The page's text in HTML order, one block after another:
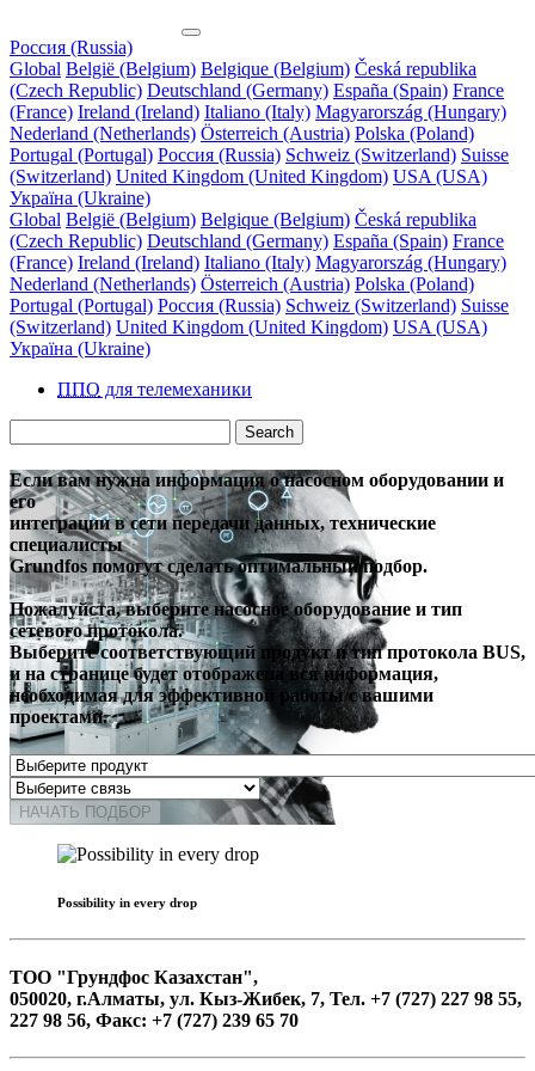
Россия (Russia)
Global België (Belgium) Belgique (Belgium) Česká republika
(Czech Republic) Deutschland (Germany) España (Spain) France
(France) Ireland (Ireland) Italiano (Italy) Magyarország (Hungary)
Nederland (Netherlands) Österreich (Austria) Polska (Poland)
Portugal (Portugal) Россия (Russia) Schweiz (Switzerland) Suisse
(Switzerland) United Kingdom (United Kingdom) USA (USA)
Україна (Ukraine)
Global België (Belgium) Belgique (Belgium) Česká republika
(Czech Republic) Deutschland (Germany) España (Spain) France
(France) Ireland (Ireland) Italiano (Italy) Magyarország (Hungary)
Nederland (Netherlands) Österreich (Austria) Polska (Poland)
Portugal (Portugal) Россия (Russia) Schweiz (Switzerland) Suisse
(Switzerland) United Kingdom (United Kingdom) USA (USA)
Україна (Ukraine)
ППО для телемеханики
Search
Если вам нужна информация о насосном оборудовании и
его
интеграции в сети передачи данных, технические
специалисты
Grundfos помогут сделать оптимальный подбор.
Пожалуйста, выберите насосное оборудование и тип
сетевого протокола.
Выберите соответствующий продукт и тип протокола BUS,
и на странице будет отображена вся информация,
необходимая для эффективной работы с вашими
проектами.
НАЧАТЬ ПОДБОР
Possibility in every drop
ТОО "Грундфос Казахстан",
050020, г.Алматы, ул. Кыз-Жибек, 7, Тел. +7 (727) 227 98 55,
227 98 56, Факс: +7 (727) 239 65 70